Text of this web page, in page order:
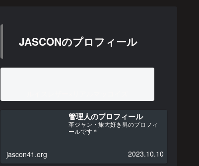
JASCONのプロフィール
管理人のプロフィール
革ジャン・旅大好き男のプロフィ
ールです＊
jascon41.org 2023.10.10